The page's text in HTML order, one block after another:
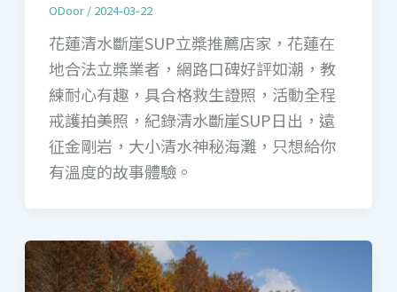
ODoor / 2024-03-22
花蓮清水斷崖SUP立槳推薦店家，花蓮在
地合法立槳業者，網路口碑好評如潮，教
練耐心有趣，具合格救生證照，活動全程
戒護拍美照，紀錄清水斷崖SUP日出，遠
征金剛岩，大小清水神秘海灘，只想給你
有溫度的故事體驗。